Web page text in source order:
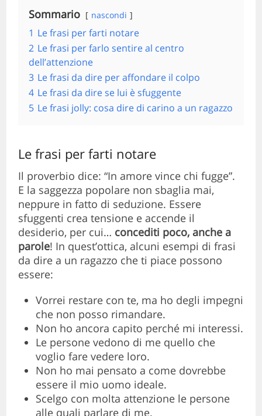
Sommario nascondi
1 Le frasi per farti notare
2 Le frasi per farlo sentire al centro
dell’attenzione
3 Le frasi da dire per affondare il colpo
4 Le frasi da dire se lui è sfuggente
5 Le frasi jolly: cosa dire di carino a un ragazzo
Le frasi per farti notare
Il proverbio dice: “In amore vince chi fugge”.
E la saggezza popolare non sbaglia mai,
neppure in fatto di seduzione. Essere
sfuggenti crea tensione e accende il
desiderio, per cui… concediti poco, anche a
parole! In quest’ottica, alcuni esempi di frasi
da dire a un ragazzo che ti piace possono
essere:
Vorrei restare con te, ma ho degli impegni
che non posso rimandare.
Non ho ancora capito perché mi interessi.
Le persone vedono di me quello che
voglio fare vedere loro.
Non ho mai pensato a come dovrebbe
essere il mio uomo ideale.
Scelgo con molta attenzione le persone
alle quali parlare di me.